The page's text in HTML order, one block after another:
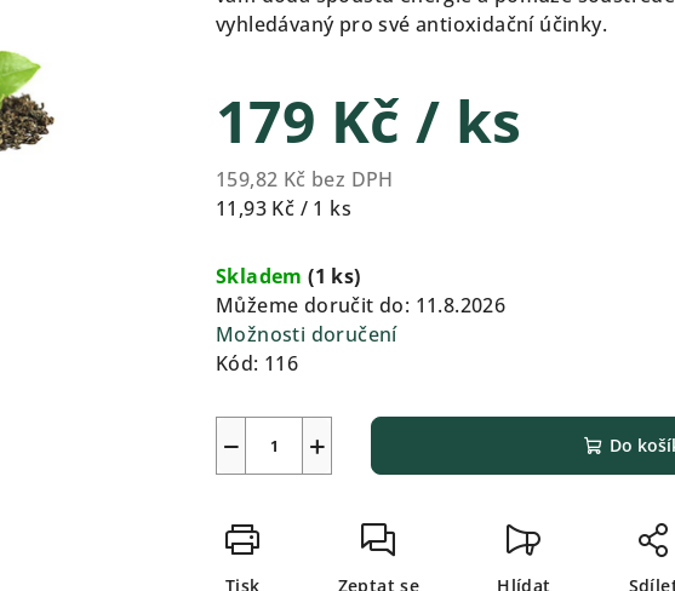
0,0
hvězdiček.
vyhledávaný pro své antioxidační účinky.
179 Kč / ks
159,82 Kč bez DPH
Měrná
11,93 Kč / 1 ks
Skladem(1 ks)
Můžeme doručit do: 11.8.2026
Možnosti doručení
Kód: 116
+
− Do
Tisk Zeptat se Hlídat